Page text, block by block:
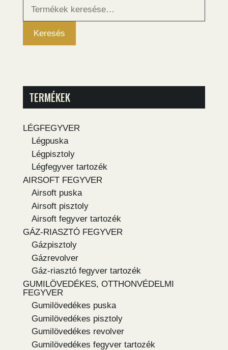
Keresés
TERMÉKEK
LÉGFEGYVER
Légpuska
Légpisztoly
Légfegyver tartozék
AIRSOFT FEGYVER
Airsoft puska
Airsoft pisztoly
Airsoft fegyver tartozék
GÁZ-RIASZTÓ FEGYVER
Gázpisztoly
Gázrevolver
Gáz-riasztó fegyver tartozék
GUMILÖVEDÉKES, OTTHONVÉDELMI
FEGYVER
Gumilövedékes puska
Gumilövedékes pisztoly
Gumilövedékes revolver
Gumilövedékes fegyver tartozék